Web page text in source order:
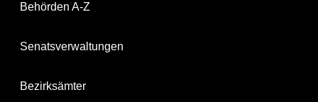
Behörden A-Z
Senatsverwaltungen
Bezirksämter